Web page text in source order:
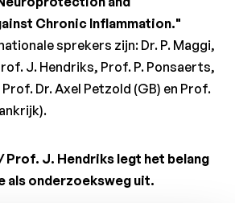
Chronic Inflammation."
sprekers zijn: Dr. P. Maggi,
J. Hendriks, Prof. P. Ponsaerts,
Dr. Axel Petzold (GB) en Prof.
Prof. J. Hendriks legt het belang
als onderzoeksweg uit.